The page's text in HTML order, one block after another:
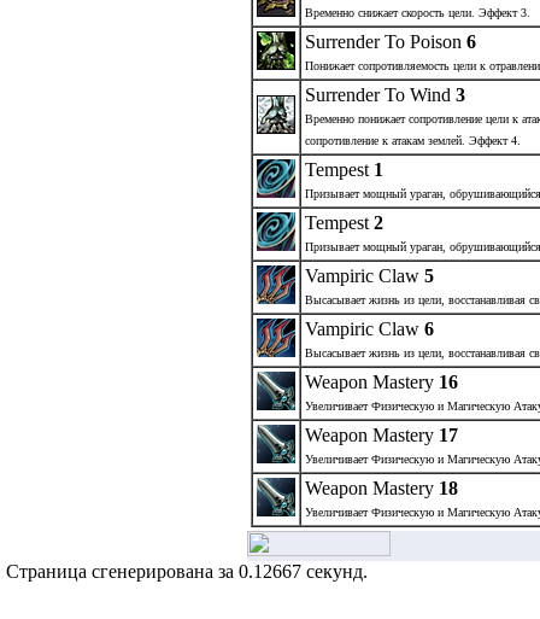
Временно снижает скорость цели. Эффект 3.
Surrender To Poison 6
Понижает сопротивляемость цели к
Surrender To Wind 3
Временно понижает сопротивление цели к
сопротивление к атакам землей. Эффект 4.
Tempest 1
Призывает мощный ураган,
Tempest 2
Призывает мощный ураган,
Vampiric Claw 5
Высасывает жизнь из цели, восстанавливая
Vampiric Claw 6
Высасывает жизнь из цели, восстанавливая
Weapon Mastery 16
Увеличивает Физическую и Магическую
Weapon Mastery 17
Увеличивает Физическую и Магическую
Weapon Mastery 18
Увеличивает Физическую и Магическую
Страница сгенерирована за 0.12667 секунд.